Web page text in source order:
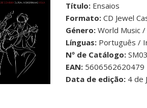
Título: Ensaios
Formato: CD Jewel
Género: World Music
Línguas: Português /
Nº de Catálogo:
EAN: 5606562620479
Data de edição: 4 de